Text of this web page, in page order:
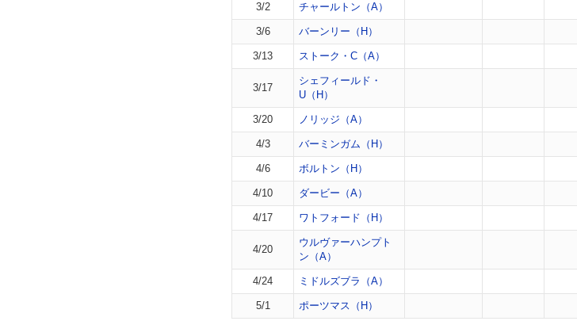
3/2 チャールトン（A）
3/6 バーンリー（H）
3/13 ストーク・C（A）
3/17
シェフィールド・
U（H）
3/20 ノリッジ（A）
4/3 バーミンガム（H）
4/6 ボルトン（H）
4/10 ダービー（A）
4/17 ワトフォード（H）
4/20
ウルヴァーハンプト
ン（A）
4/24 ミドルズブラ（A）
5/1 ポーツマス（H）